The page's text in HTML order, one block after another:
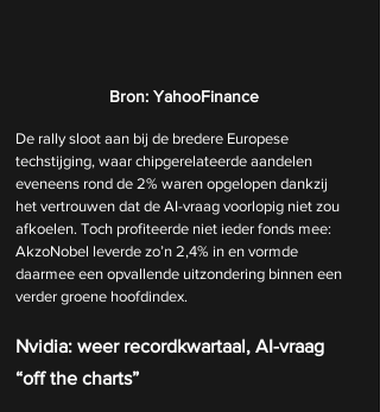
Bron: YahooFinance
De rally sloot aan bij de bredere Europese
techstijging, waar chipgerelateerde aandelen
eveneens rond de 2% waren opgelopen dankzij
het vertrouwen dat de AI-vraag voorlopig niet zou
afkoelen. Toch profiteerde niet ieder fonds mee:
AkzoNobel leverde zo’n 2,4% in en vormde
daarmee een opvallende uitzondering binnen een
verder groene hoofdindex.
Nvidia: weer recordkwartaal, AI-vraag
“off the charts”